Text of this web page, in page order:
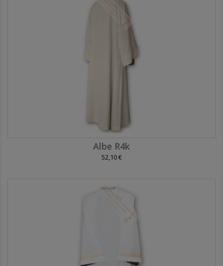
Albe R4k
52,10 €